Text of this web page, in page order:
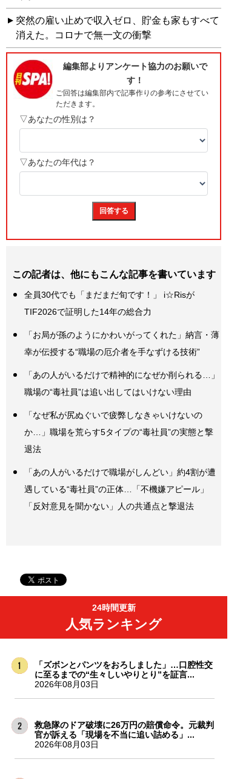
突然の雇い止めで収入ゼロ、貯金も家もすべて
消えた。コロナで無一文の衝撃
この記者は、他にもこんな記事を書いています
全員30代でも「まだまだ旬です！」 i☆Risが
TIF2026で証明した14年の総合力
「お局が孫のようにかわいがってくれた」納言・薄
幸が伝授する“職場の厄介者を手なずける技術”
「あの人がいるだけで精神的になぜか削られる…」
職場の“毒社員”は追い出してはいけない理由
「なぜ私が尻ぬぐいで疲弊しなきゃいけないの
か…」職場を荒らす5タイプの“毒社員”の実態と撃
退法
「あの人がいるだけで職場がしんどい」約4割が遭
遇している“毒社員”の正体…「不機嫌アピール」
「反対意見を聞かない」人の共通点と撃退法
24時間更新
人気ランキング
「ズボンとパンツをおろしました」…口腔性交
に至るまでの“生々しいやりとり”を証言...
2026年08月03日
救急隊のドア破壊に26万円の賠償命令。元裁判
官が訴える「現場を不当に追い詰める」...
2026年08月03日